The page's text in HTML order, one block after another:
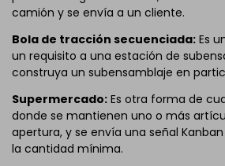
camión y se envía a un cliente.
Bola de tracción secuenciada: Es
un requisito a una estación de
construya un subensamblaje en
Supermercado: Es otra forma de
donde se mantienen uno o más
apertura, y se envía una señal
la cantidad mínima.